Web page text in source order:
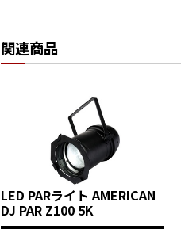
関連商品
LED PARライト AMERICAN
DJ PAR Z100 5K